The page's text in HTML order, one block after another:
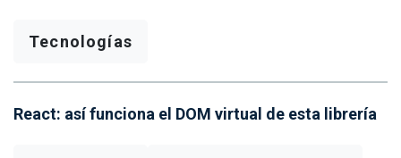
Tecnologías
React: así funciona el DOM virtual de esta librería